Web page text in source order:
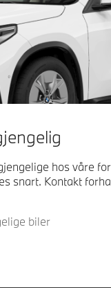
hos våre
snart. Kontakt
biler